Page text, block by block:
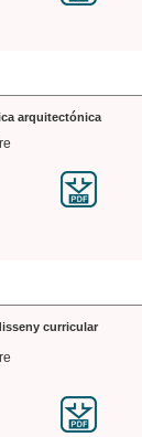
arquitectónica
curricular